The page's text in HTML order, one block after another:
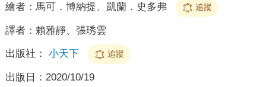
繪者： 馬可．博納提、凱蘭．史多弗 追蹤
譯者： 賴雅靜、張琇雲
出版社： 小天下 追蹤
出版日： 2020/10/19